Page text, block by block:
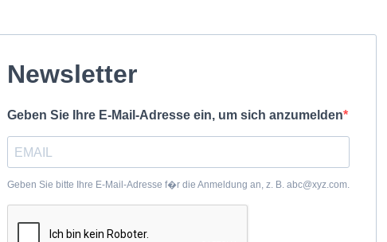
Newsletter
Geben Sie Ihre E-Mail-Adresse ein, um sich anzumelden
Geben Sie bitte Ihre E-Mail-Adresse f�r die Anmeldung an, z. B. abc@xyz.com.